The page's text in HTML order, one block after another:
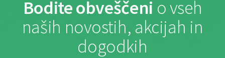
Bodite obveščeni o vseh
naših novostih, akcijah in
dogodkih